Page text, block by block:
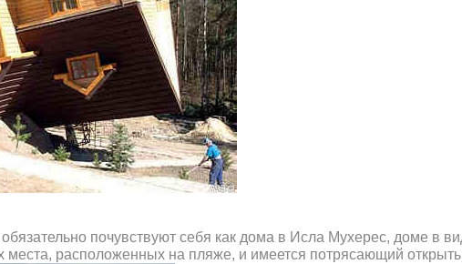
почувствуют себя как дома в Исла Мухерес, доме в
места, расположенных на пляже, и имеется потрясающий